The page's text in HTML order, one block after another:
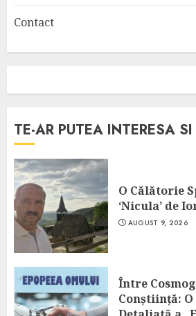
Contact
TE-AR PUTEA INTERESA SI
O Călătorie
‘Nicula’ de
AUGUST 9, 2026
Între
Conștiință: